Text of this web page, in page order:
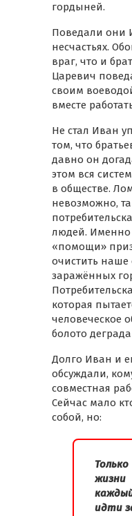
гордыней.
Поведали они
несчастьях.
враг, что и
Царевич
своим
вместе
Не стал Иван
том, что
давно он
этом вся
в обществе.
невозможно,
людей. Именно
«помощи»
очистить наше
заражённых
которая
человеческое
болото
Долго Иван и
обсуждали,
совместная
Сейчас мало
собой, но:
идти